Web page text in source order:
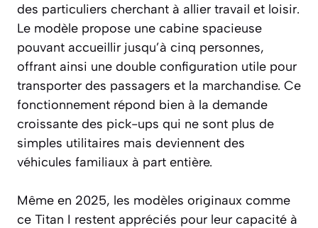
des particuliers cherchant à allier travail et loisir.
Le modèle propose une cabine spacieuse
pouvant accueillir jusqu’à cinq personnes,
offrant ainsi une double configuration utile pour
transporter des passagers et la marchandise. Ce
fonctionnement répond bien à la demande
croissante des pick-ups qui ne sont plus de
simples utilitaires mais deviennent des
véhicules familiaux à part entière.
Même en 2025, les modèles originaux comme
ce Titan I restent appréciés pour leur capacité à